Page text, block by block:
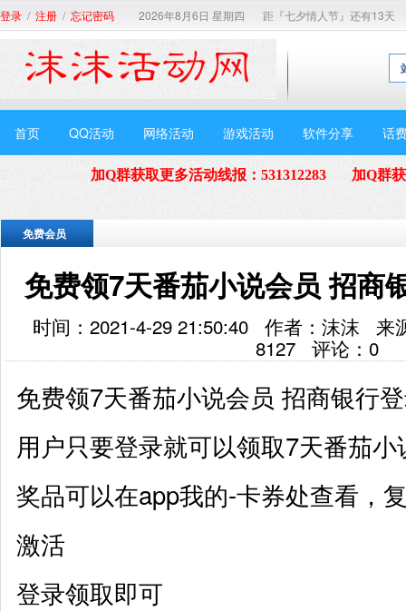
登录 / 注册 / 忘记密码 2026年8月6日 星期四 距『七夕情人节』还有13天
首页 QQ活动 网络活动 游戏活动 软件分享 话
加Q群获取更多活动线报 ： 531312283 加Q群
免费会员
免费领7天番茄小说会员 招商
时间：2021-4-29 21:50:40 作者：沫沫
8127 评论： 0
免费领7天番茄小说会员 招商银行
用户只要登录就可以领取7天番茄
奖品可以在app我的-卡券处查看，
激活
登录领取即可